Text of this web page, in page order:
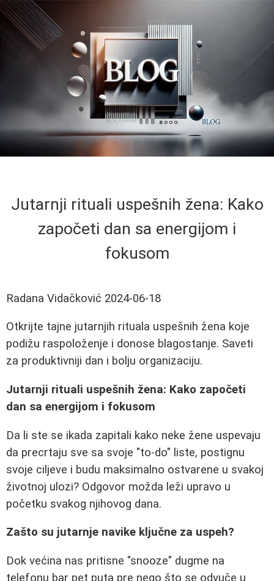
Jutarnji rituali uspešnih žena: Kako
započeti dan sa energijom i
fokusom
Radana Vidačković 2024-06-18
Otkrijte tajne jutarnjih rituala uspešnih žena koje
podižu raspoloženje i donose blagostanje. Saveti
za produktivniji dan i bolju organizaciju.
Jutarnji rituali uspešnih žena: Kako započeti
dan sa energijom i fokusom
Da li ste se ikada zapitali kako neke žene uspevaju
da precrtaju sve sa svoje "to-do" liste, postignu
svoje ciljeve i budu maksimalno ostvarene u svakoj
životnoj ulozi? Odgovor možda leži upravo u
početku svakog njihovog dana.
Zašto su jutarnje navike ključne za uspeh?
Dok većina nas pritisne "snooze" dugme na
telefonu bar pet puta pre nego što se odvuče u